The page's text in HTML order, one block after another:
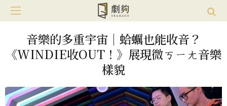
音樂的多重宇宙｜蛤蠣也能收音？
《WINDIE收OUT！》展現微ㄎㄧㄤ音樂
樣貌